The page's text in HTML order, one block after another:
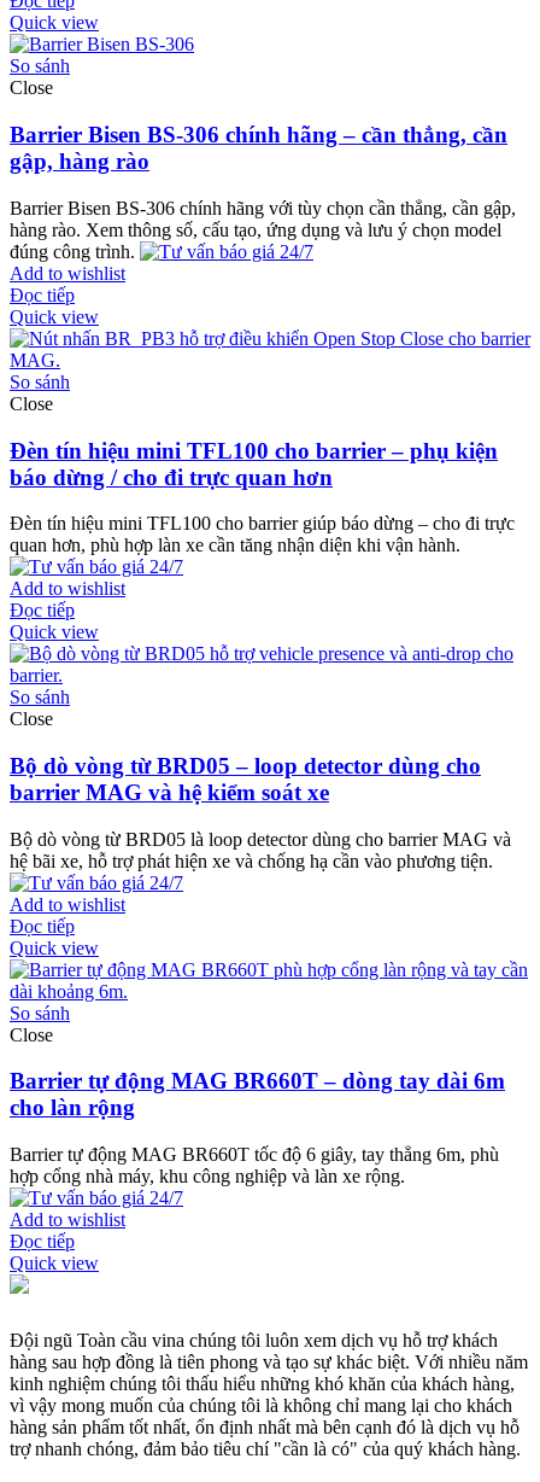
Quick view
So sánh
Close
Barrier Bisen BS-306 chính hãng – cần thẳng, cần
gập, hàng rào
Barrier Bisen BS-306 chính hãng với tùy chọn cần thẳng, cần gập,
hàng rào. Xem thông số, cấu tạo, ứng dụng và lưu ý chọn model
đúng công trình.
Add to wishlist
Đọc tiếp
Quick view
So sánh
Close
Đèn tín hiệu mini TFL100 cho barrier – phụ kiện
báo dừng / cho đi trực quan hơn
Đèn tín hiệu mini TFL100 cho barrier giúp báo dừng – cho đi trực
quan hơn, phù hợp làn xe cần tăng nhận diện khi vận hành.
Add to wishlist
Đọc tiếp
Quick view
So sánh
Close
Bộ dò vòng từ BRD05 – loop detector dùng cho
barrier MAG và hệ kiểm soát xe
Bộ dò vòng từ BRD05 là loop detector dùng cho barrier MAG và
hệ bãi xe, hỗ trợ phát hiện xe và chống hạ cần vào phương tiện.
Add to wishlist
Đọc tiếp
Quick view
So sánh
Close
Barrier tự động MAG BR660T – dòng tay dài 6m
cho làn rộng
Barrier tự động MAG BR660T tốc độ 6 giây, tay thẳng 6m, phù
hợp cổng nhà máy, khu công nghiệp và làn xe rộng.
Add to wishlist
Đọc tiếp
Quick view
Đội ngũ Toàn cầu vina chúng tôi luôn xem dịch vụ hỗ trợ khách
hàng sau hợp đồng là tiên phong và tạo sự khác biệt. Với nhiều năm
kinh nghiệm chúng tôi thấu hiểu những khó khăn của khách hàng,
vì vậy mong muốn của chúng tôi là không chỉ mang lại cho khách
hàng sản phẩm tốt nhất, ổn định nhất mà bên cạnh đó là dịch vụ hỗ
trợ nhanh chóng, đảm bảo tiêu chí "cần là có" của quý khách hàng.